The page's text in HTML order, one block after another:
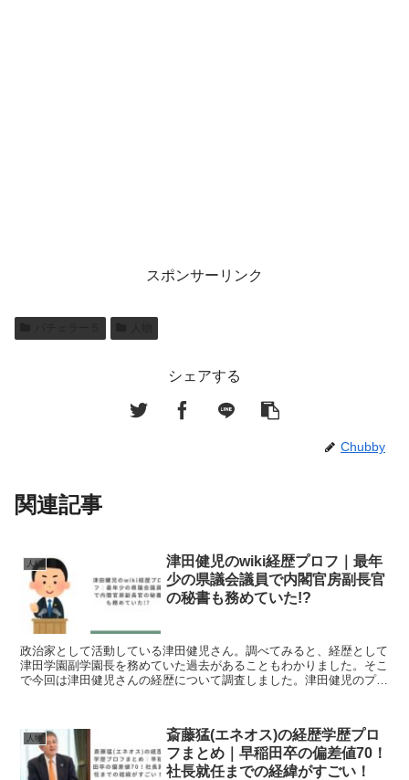
スポンサーリンク
シェアする
Chubby
関連記事
人物
津田健児のwiki経歴プロフ｜最年
少の県議会議員で内閣官房副長官
の秘書も務めていた!?
政治家として活動している津田健児さん。調べてみると、経歴として
津田学園副学園長を務めていた過去があることもわかりました。そこ
で今回は津田健児さんの経歴について調査しました。津田健児のプロ
人物
斎藤猛(エネオス)の経歴学歴プロ
フまとめ｜早稲田卒の偏差値70！
社長就任までの経緯がすごい！